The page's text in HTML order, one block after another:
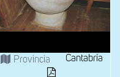
Provincia Cantabria